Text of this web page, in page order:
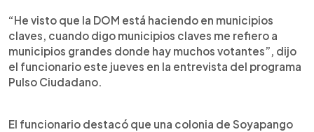
“He visto que la DOM está haciendo en municipios
claves, cuando digo municipios claves me refiero a
municipios grandes donde hay muchos votantes”, dijo
el funcionario este jueves en la entrevista del programa
Pulso Ciudadano.
El funcionario destacó que una colonia de Soyapango